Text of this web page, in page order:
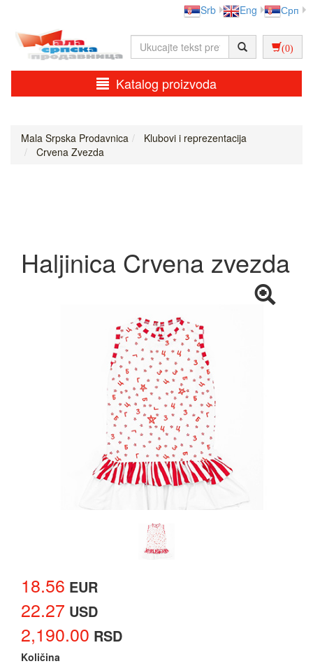
Srb Eng Срп
(0)
Katalog proizvoda
Mala Srpska Prodavnica
Klubovi i reprezentacija
Crvena Zvezda
Haljinica Crvena zvezda
18.56 EUR
22.27 USD
2,190.00 RSD
Količina